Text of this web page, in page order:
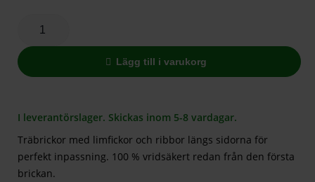
Lägg till i varukorg
I leverantörslager. Skickas inom 5-8 vardagar.
Träbrickor med limfickor och ribbor längs sidorna för
perfekt inpassning. 100 % vridsäkert redan från den första
brickan.